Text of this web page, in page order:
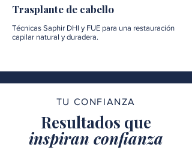
Trasplante de cabello
Técnicas Saphir DHI y FUE para una restauración
capilar natural y duradera.
TU CONFIANZA
Resultados que
inspiran confianza